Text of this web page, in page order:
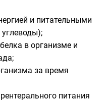
и питательными
в организме и
за время
питания